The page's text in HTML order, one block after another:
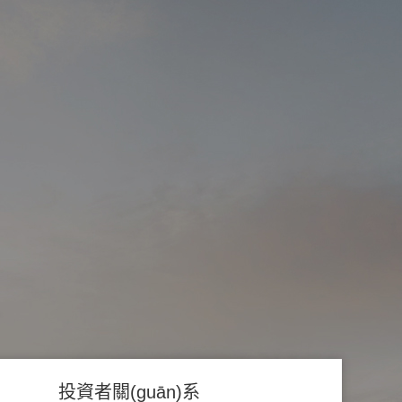
投資者關(guān)系